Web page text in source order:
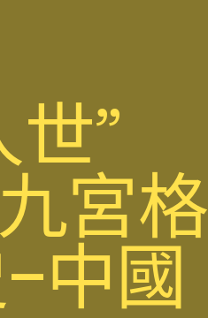
”
宮格
中國